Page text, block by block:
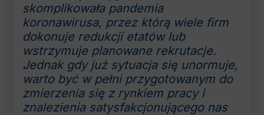
skomplikowała pandemia
koronawirusa, przez którą wiele firm
dokonuje redukcji etatów lub
wstrzymuje planowane rekrutacje.
Jednak gdy już sytuacja się unormuje,
warto być w pełni przygotowanym do
zmierzenia się z rynkiem pracy i
znalezienia satysfakcjonującego nas